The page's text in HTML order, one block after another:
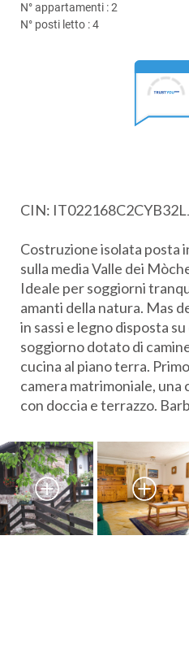
N° appartamenti : 2
N° posti letto : 4
CIN:
Costruzione isolata posta
sulla media Valle dei
Ideale per soggiorni
amanti della natura. Mas
in sassi e legno disposta
soggiorno dotato di
cucina al piano terra.
camera matrimoniale, una
con doccia e terrazzo.